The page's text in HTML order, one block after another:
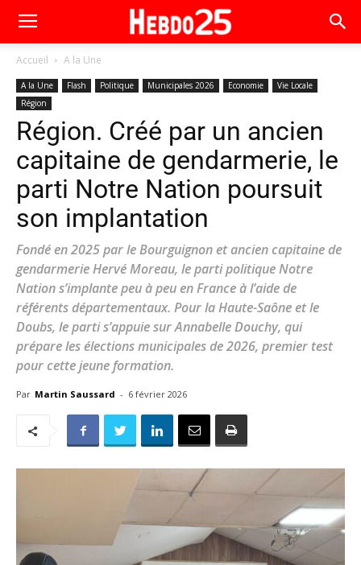
Accueil A la Une
A la Une Flash Politique Municipales 2026 Economie
Vie Locale
Région
Région. Créé par un ancien
capitaine de gendarmerie, le
parti Notre Nation poursuit
son implantation
Fondé en 2025 par le Bourguignon et ancien capitaine de
gendarmerie Hervé Moreau, le parti politique Notre
Nation s’implante peu à peu en France à l’aide de
référents départementaux. Pour la Haute-Saône et le
Doubs, le parti s’appuie sur Annabelle Douchy, qui
prépare les élections municipales de 2026, premier test
pour cette jeune formation.
Par Martin Saussard - 6 février 2026